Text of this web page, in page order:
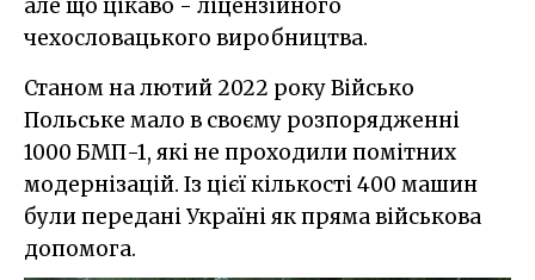
але що цікаво - ліцензійного
чехословацького виробництва.
Станом на лютий 2022 року Військо
Польське мало в своєму розпорядженні
1000 БМП-1, які не проходили помітних
модернізацій. Із цієї кількості 400 машин
були передані Україні як пряма військова
допомога.